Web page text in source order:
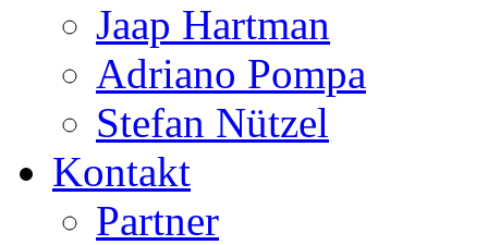
Jaap Hartman
Adriano Pompa
Stefan Nützel
Kontakt
Partner